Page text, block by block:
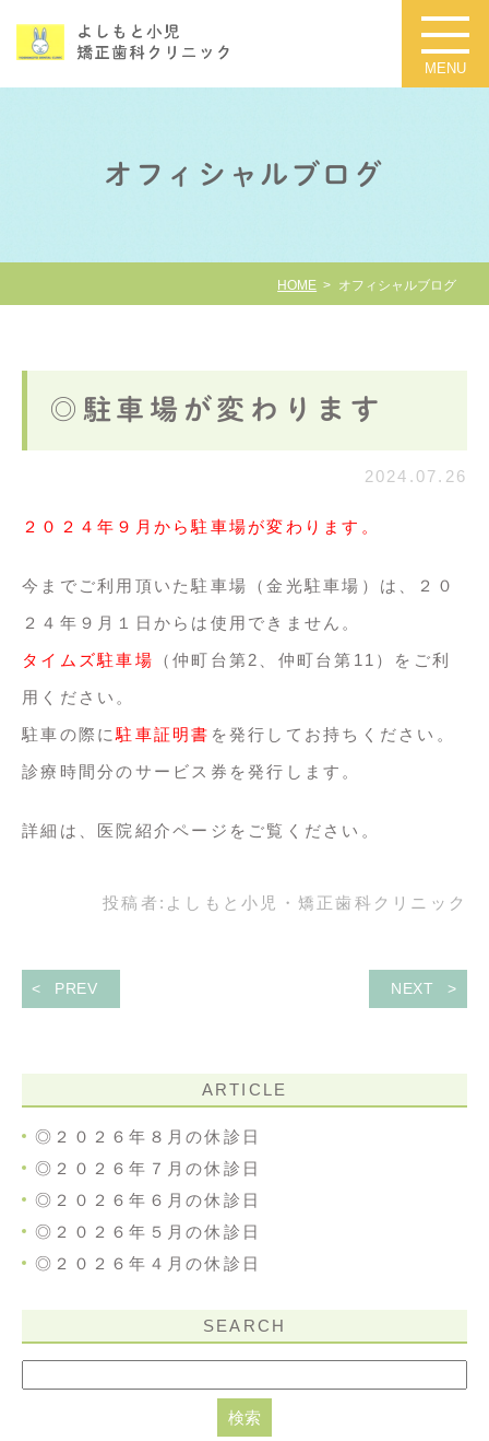
オフィシャルブログ
HOME オフィシャルブログ
◎駐車場が変わります
2024.07.26
２０２４年９月から駐車場が変わります。
今までご利用頂いた駐車場（金光駐車場）は、２０
２４年９月１日からは使用できません。
タイムズ駐車場
（仲町台第2、仲町台第11）をご利
用ください。
駐車の際に駐車証明書 を発行してお持ちください。
診療時間分のサービス券を発行します。
詳細は、医院紹介ページをご覧ください。
投稿者: よしもと小児・矯正歯科クリニック
PREV NEXT
ARTICLE
◎２０２６年８月の休診日
◎２０２６年７月の休診日
◎２０２６年６月の休診日
◎２０２６年５月の休診日
◎２０２６年４月の休診日
SEARCH